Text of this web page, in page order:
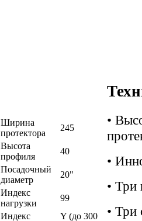
Ширина
протектора
245
Высота
профиля
40
Посадочный
диаметр
20"
Индекс
нагрузки
99
Индекс
Y (до 300
•
•
• Три
•